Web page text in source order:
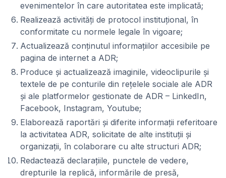
evenimentelor în care autoritatea este implicată;
Realizează activități de protocol instituțional, în
conformitate cu normele legale în vigoare;
Actualizează conținutul informațiilor accesibile pe
pagina de internet a ADR;
Produce și actualizează imaginile, videoclipurile și
textele de pe conturile din rețelele sociale ale ADR
și ale platformelor gestionate de ADR – LinkedIn,
Facebook, Instagram, Youtube;
Elaborează raportări și diferite informații referitoare
la activitatea ADR, solicitate de alte instituții și
organizații, în colaborare cu alte structuri ADR;
Redactează declarațiile, punctele de vedere,
drepturile la replică, informările de presă,